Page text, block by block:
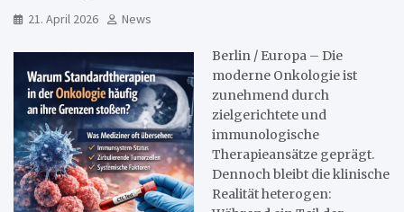
21. April 2026 News
Berlin / Europa – Die
moderne Onkologie ist
zunehmend durch
zielgerichtete und
immunologische
Therapieansätze geprägt.
Dennoch bleibt die klinische
Realität heterogen: